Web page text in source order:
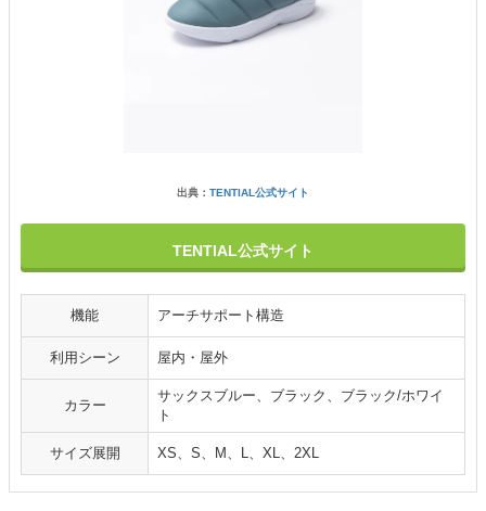
出典： TENTIAL公式サイト
TENTIAL公式サイト
機能 アーチサポート構造
利用シーン 屋内・屋外
カラー
サックスブルー、ブラック、ブラック/ホワイ
ト
サイズ展開 XS、S、M、L、XL、2XL